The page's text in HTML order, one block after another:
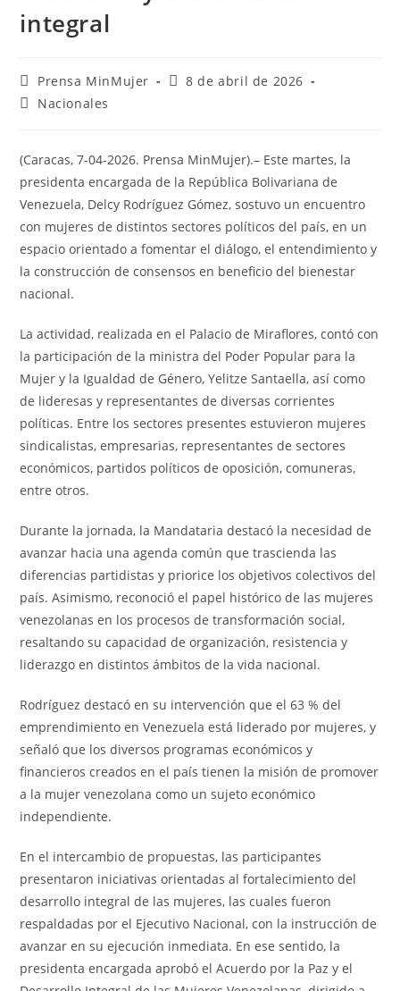
integral
Prensa MinMujer
8 de abril de 2026
Nacionales
(Caracas, 7-04-2026. Prensa MinMujer).– Este martes, la
presidenta encargada de la República Bolivariana de
Venezuela, Delcy Rodríguez Gómez, sostuvo un encuentro
con mujeres de distintos sectores políticos del país, en un
espacio orientado a fomentar el diálogo, el entendimiento y
la construcción de consensos en beneficio del bienestar
nacional.
La actividad, realizada en el Palacio de Miraflores, contó con
la participación de la ministra del Poder Popular para la
Mujer y la Igualdad de Género, Yelitze Santaella, así como
de lideresas y representantes de diversas corrientes
políticas. Entre los sectores presentes estuvieron mujeres
sindicalistas, empresarias, representantes de sectores
económicos, partidos políticos de oposición, comuneras,
entre otros.
Durante la jornada, la Mandataria destacó la necesidad de
avanzar hacia una agenda común que trascienda las
diferencias partidistas y priorice los objetivos colectivos del
país. Asimismo, reconoció el papel histórico de las mujeres
venezolanas en los procesos de transformación social,
resaltando su capacidad de organización, resistencia y
liderazgo en distintos ámbitos de la vida nacional.
Rodríguez destacó en su intervención que el 63 % del
emprendimiento en Venezuela está liderado por mujeres, y
señaló que los diversos programas económicos y
financieros creados en el país tienen la misión de promover
a la mujer venezolana como un sujeto económico
independiente.
En el intercambio de propuestas, las participantes
presentaron iniciativas orientadas al fortalecimiento del
desarrollo integral de las mujeres, las cuales fueron
respaldadas por el Ejecutivo Nacional, con la instrucción de
avanzar en su ejecución inmediata. En ese sentido, la
presidenta encargada aprobó el Acuerdo por la Paz y el